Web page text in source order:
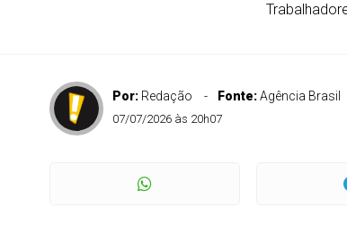
Por: Redação Fonte:Agência Brasil
07/07/2026 às 20h07